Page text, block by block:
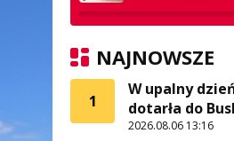
NAJNOWSZE
1
W upalny
dotarła do
2026.08.06 13:16